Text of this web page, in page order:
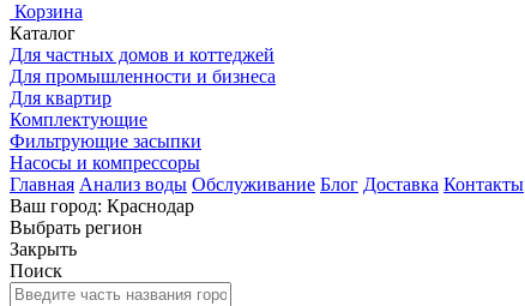
Корзина
Каталог
Для частных домов и коттеджей
Для промышленности и бизнеса
Для квартир
Комплектующие
Фильтрующие засыпки
Насосы и компрессоры
Главная Анализ воды Обслуживание Блог Доставка Контакты
Ваш город: Краснодар
Выбрать регион
Закрыть
Поиск